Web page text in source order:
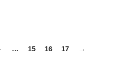
… 15 16 17 →